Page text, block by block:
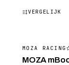
VERGELIJK
MOZA RACING
MOZA